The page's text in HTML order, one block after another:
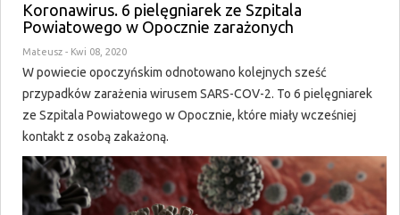
Koronawirus. 6 pielęgniarek ze Szpitala
Powiatowego w Opocznie zarażonych
Mateusz - Kwi 08, 2020
W powiecie opoczyńskim odnotowano kolejnych sześć
przypadków zarażenia wirusem SARS-COV-2. To 6 pielęgniarek
ze Szpitala Powiatowego w Opocznie, które miały wcześniej
kontakt z osobą zakażoną.